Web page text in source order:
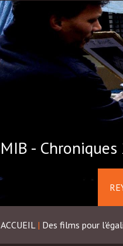
MIB -
ACCUEIL | Des films pour